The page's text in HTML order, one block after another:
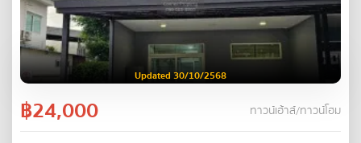
Updated 30/10/2568
฿24,000 ทาวน์เฮ้าส์/ทาวน์โฮม